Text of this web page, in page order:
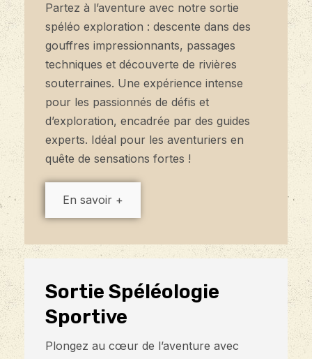
Partez à l’aventure avec notre sortie
spéléo exploration : descente dans des
gouffres impressionnants, passages
techniques et découverte de rivières
souterraines. Une expérience intense
pour les passionnés de défis et
d’exploration, encadrée par des guides
experts. Idéal pour les aventuriers en
quête de sensations fortes !
En savoir +
Sortie Spéléologie
Sportive
Plongez au cœur de l’aventure avec